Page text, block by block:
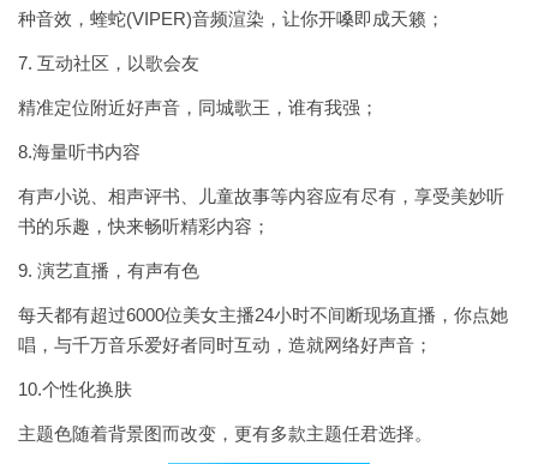
种音效，蝰蛇(VIPER)音频渲染，让你开嗓即成天籁；
7. 互动社区，以歌会友
精准定位附近好声音，同城歌王，谁有我强；
8.海量听书内容
有声小说、相声评书、儿童故事等内容应有尽有，享受美妙听
书的乐趣，快来畅听精彩内容；
9. 演艺直播，有声有色
每天都有超过6000位美女主播24小时不间断现场直播，你点她
唱，与千万音乐爱好者同时互动，造就网络好声音；
10.个性化换肤
主题色随着背景图而改变，更有多款主题任君选择。